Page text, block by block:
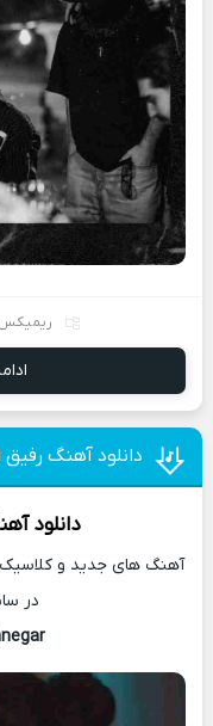
دانلود آهنگ رفیق
دانلود
آهنگ های جدید و کلاسیک
در